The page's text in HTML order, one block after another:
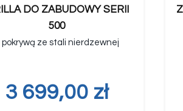
DO ZABUDOWY SERII
500
pokrywą ze stali nierdzewnej
3 699,00 zł